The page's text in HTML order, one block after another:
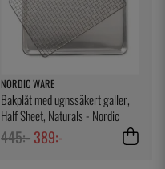
NORDIC WARE
Bakplåt med ugnssäkert galler,
Half Sheet, Naturals - Nordic
Ware
445:-389:-